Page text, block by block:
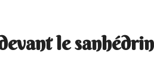
le sanhédrin